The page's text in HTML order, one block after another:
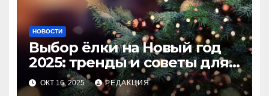
НОВОСТИ
Выбор ёлки на Новый год
2025: тренды и советы для
идеального праздника
ОКТ 16, 2025 РЕДАКЦИЯ